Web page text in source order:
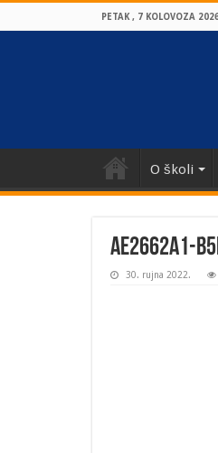
PETAK , 7 KOLOVOZA
O školi
ae2662a1-
30. rujna 2022.